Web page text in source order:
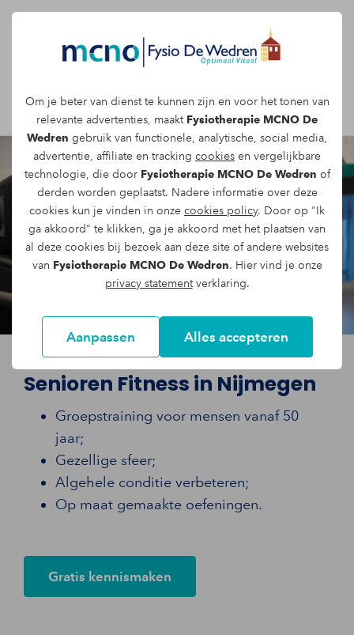
Om je beter van dienst te kunnen zijn en voor het tonen van
relevante advertenties, maakt Fysiotherapie MCNO De
Wedren gebruik van functionele, analytische, social media,
advertentie, affiliate en tracking cookies en vergelijkbare
technologie, die door Fysiotherapie MCNO De Wedren of
derden worden geplaatst. Nadere informatie over deze
cookies kun je vinden in onze cookies policy. Door op "Ik
ga akkoord" te klikken, ga je akkoord met het plaatsen van
al deze cookies bij bezoek aan deze site of andere websites
van Fysiotherapie MCNO De Wedren. Hier vind je onze
privacy statementverklaring.
Aanpassen Alles accepteren
Afspraak maken
Senioren Fitness in Nijmegen
Groepstraining voor mensen vanaf 50
jaar;
Gezellige sfeer;
Algehele conditie verbeteren;
Op maat gemaakte oefeningen.
Gratis kennismaken